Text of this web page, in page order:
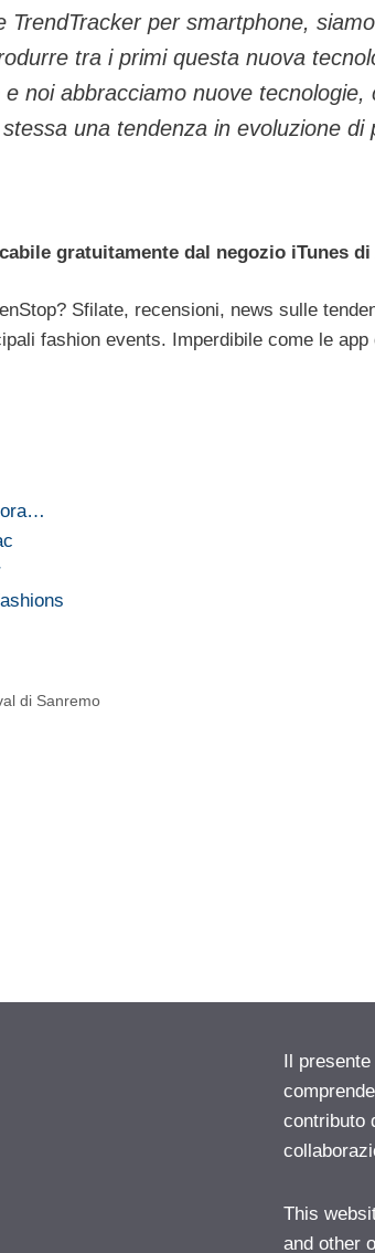
TrendTracker per smartphone,
tra i primi questa nuova
noi abbracciamo nuove tecnologie,
una tendenza in evoluzione di
gratuitamente dal negozio iTunes di
Sfilate, recensioni, news sulle
fashion events. Imperdibile come le app
ora…
di Sanremo
Il
contributo
This
and other